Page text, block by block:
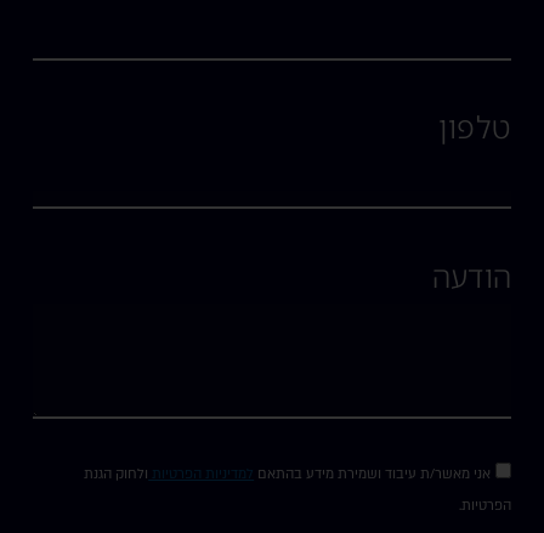
טלפון
הודעה
אני מאשר/ת עיבוד ושמירת מידע בהתאם למדיניות הפרטיות ולחוק הגנת
הפרטיות.